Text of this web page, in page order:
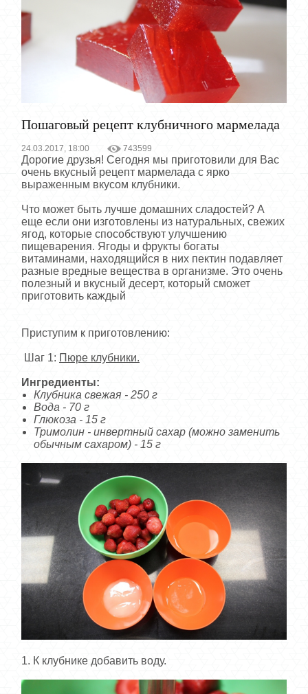
Пошаговый рецепт клубничного мармелада
24.03.2017, 18:00 743599
Дорогие друзья! Сегодня мы приготовили для Вас
очень вкусный рецепт мармелада с ярко
выраженным вкусом клубники.
Что может быть лучше домашних сладостей? А
еще если они изготовлены из натуральных, свежих
ягод, которые способствуют улучшению
пищеварения. Ягоды и фрукты богаты
витаминами, находящийся в них пектин подавляет
разные вредные вещества в организме. Это очень
полезный и вкусный десерт, который сможет
приготовить каждый
Приступим к приготовлению:
Шаг 1: Пюре клубники.
Ингредиенты:
Клубника свежая - 250 г
Вода - 70 г
Глюкоза - 15 г
Тримолин - инвертный сахар (можно заменить
обычным сахаром) - 15 г
1. К клубнике добавить воду.